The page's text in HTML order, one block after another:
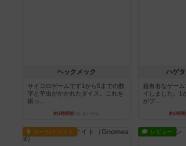
ヘックメック
サイコロゲームです1から5までの数
字と芋虫がかかれたダイス。これを
振っ...
約1時間前by みいやん
ハゲ
超有名なゲー
イしました。1
がプ...
約1時間
ルール/インスト レビュー